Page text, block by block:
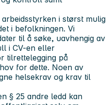
i størst mulig
i befolkningen. Vi
til å søke, uavhengig av
i CV-en eller
tilrettelegging på
for dette. Noen av
helsekrav og krav til
§ 25 andre ledd kan